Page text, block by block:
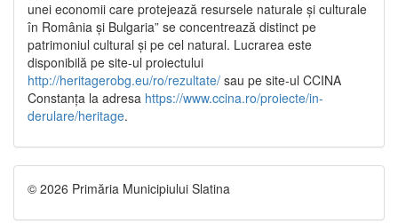
unei economii care protejează resursele naturale și culturale
în România și Bulgaria” se concentrează distinct pe
patrimoniul cultural și pe cel natural. Lucrarea este
disponibilă pe site-ul proiectului
http://heritagerobg.eu/ro/rezultate/ sau pe site-ul CCINA
Constanța la adresa https://www.ccina.ro/proiecte/in-
derulare/heritage.
© 2026 Primăria Municipiului Slatina